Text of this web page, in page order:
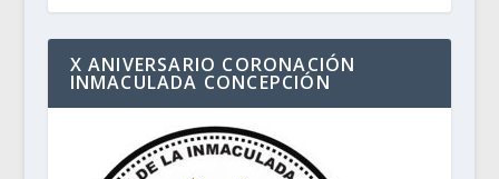
X ANIVERSARIO CORONACIÓN
INMACULADA CONCEPCIÓN